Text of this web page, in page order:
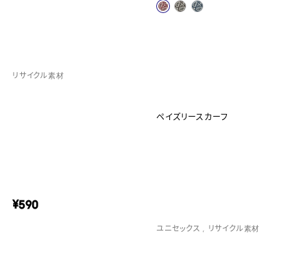
リサイクル素材
¥590
ペイズリースカーフ
ユニセックス リサイクル素材